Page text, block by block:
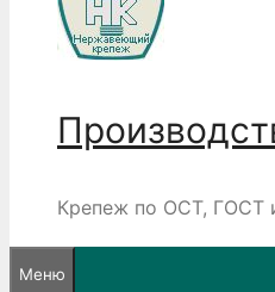
Крепеж по ОСТ, ГОСТ
Меню